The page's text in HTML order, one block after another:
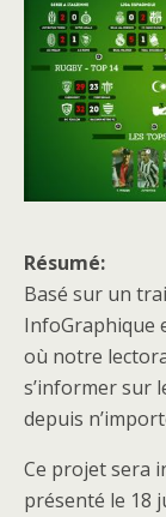
Résumé:
Basé sur un
InfoGraphique
où notre
s’informer sur
depuis
Ce projet sera
présenté le 18